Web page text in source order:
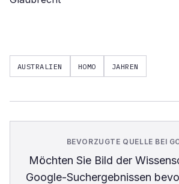
AUSTRALIEN HOMO JAHREN
BEVORZUGTE QUELLE BEI
Möchten Sie Bild der
Google-Suchergebnissen